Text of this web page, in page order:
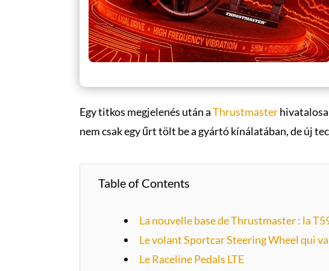
Egy titkos megjelenés után aThrustmaster
nem csak egy űrt tölt be a gyártó kínálatában, de új
Table of Contents
La nouvelle base de Thrustmaster : la
Le volant Sportcar Steering Wheel qui
Le Raceline Pedals LTE